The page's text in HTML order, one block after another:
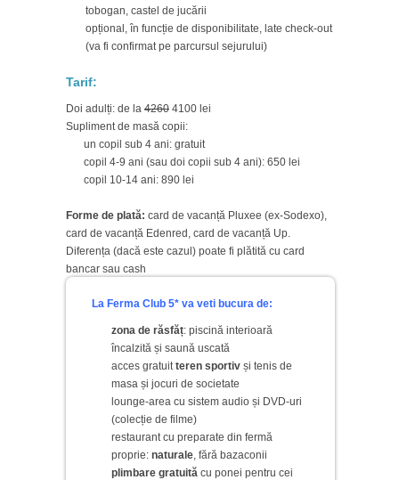
tobogan, castel de jucării
opțional, în funcție de disponibilitate, late check-out
(va fi confirmat pe parcursul sejurului)
Tarif:
Doi adulți: de la 4260 4100 lei
Supliment de masă copii:
un copil sub 4 ani: gratuit
copil 4-9 ani (sau doi copii sub 4 ani): 650 lei
copil 10-14 ani: 890 lei
Forme de plată: card de vacanță Pluxee (ex-Sodexo),
card de vacanță Edenred, card de vacanță Up.
Diferența (dacă este cazul) poate fi plătită cu card
bancar sau cash
La Ferma Club 5* va veti bucura de:
zona de răsfăț: piscină interioară
încalzită și saună uscată
acces gratuitteren sportiv și tenis de
masa și jocuri de societate
lounge-area cu sistem audio și DVD-uri
(colecție de filme)
restaurant cu preparate din fermă
proprie: naturale, fără bazaconii
plimbare gratuită cu ponei pentru cei